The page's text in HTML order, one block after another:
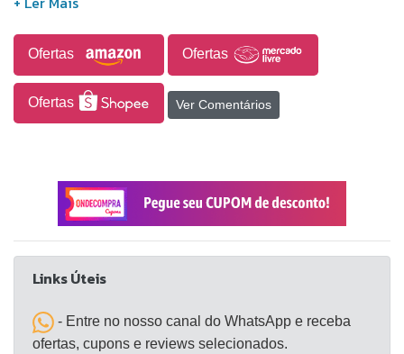
terrível. Deixe seu bebê mais adorável e bonito.
Ofertas Ofertas
Ofertas Ver Comentários
Links Úteis
- Entre no nosso canal do WhatsApp e receba
ofertas, cupons e reviews selecionados.